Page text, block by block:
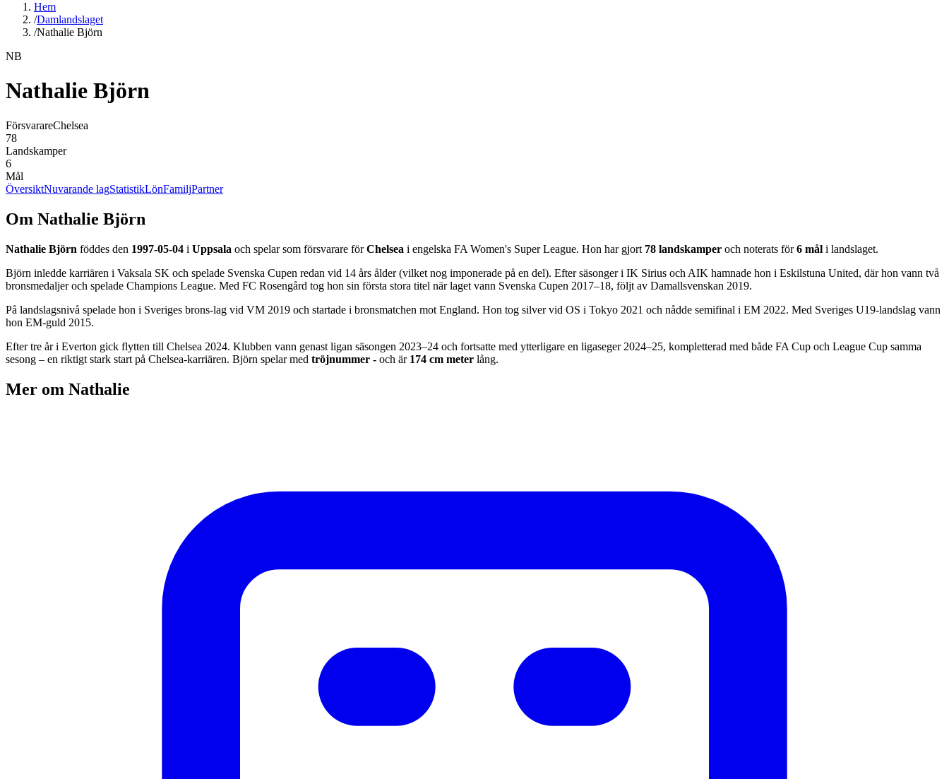
Hem
/Damlandslaget
/Nathalie Björn
NB
Nathalie Björn
FörsvarareChelsea
78
Landskamper
6
Mål
ÖversiktNuvarande lagStatistikLönFamiljPartner
Om Nathalie Björn
Nathalie Björn föddes den 1997-05-04 i Uppsala och spelar som försvarare förChelsea i engelska FA Women's Super League. Hon har gjort 78 landskamper och noterats för6 mål i landslaget.
Björn inledde karriären i Vaksala SK och spelade Svenska Cupen redan vid 14 års ålder (vilket nog imponerade på en del). Efter säsonger i IK Sirius och AIK hamnade hon i Eskilstuna United, där hon vann två
bronsmedaljer och spelade Champions League. Med FC Rosengård tog hon sin första stora titel när laget vann Svenska Cupen 2017–18, följt av Damallsvenskan 2019.
På landslagsnivå spelade hon i Sveriges brons-lag vid VM 2019 och startade i bronsmatchen mot England. Hon tog silver vid OS i Tokyo 2021 och nådde semifinal i EM 2022. Med Sveriges U19-landslag vann
hon EM-guld 2015.
Efter tre år i Everton gick flytten till Chelsea 2024. Klubben vann genast ligan säsongen 2023–24 och fortsatte med ytterligare en ligaseger 2024–25, kompletterad med både FA Cup och League Cup samma
sesong – en riktigt stark start på Chelsea-karriären. Björn spelar med tröjnummer - och är 174 cm meter lång.
Mer om Nathalie